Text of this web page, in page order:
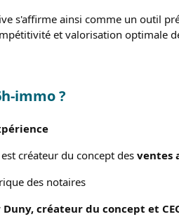
s'affirme ainsi comme un outil
et valorisation optimale
immo ?
créateur du concept des ventes
des notaires
Duny, créateur du concept et